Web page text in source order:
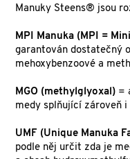
Manuky Steens® jsou
MPI Manuka (MPI =
garantován dostatečný
mehoxybenzoové a
MGO (methylglyoxal) =
medy splňující zároveň
UMF (Unique Manuka
podle něj určit zda je